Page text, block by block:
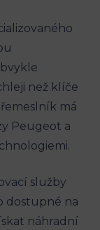
než klíče
má
Peugeot a
služby
dostupné na
náhradní